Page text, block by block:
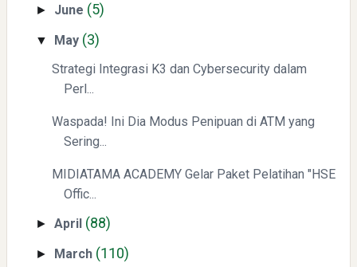
Ketaatan
Directurat Jenderal Pajak: Langkah Signifikan Menuju
► June (5)
▼ May (3)
Strategi Integrasi K3 dan Cybersecurity dalam
Perl...
Waspada! Ini Dia Modus Penipuan di ATM yang
Sering...
MIDIATAMA ACADEMY Gelar Paket Pelatihan "HSE
Offic...
►April (88)
► March (110)